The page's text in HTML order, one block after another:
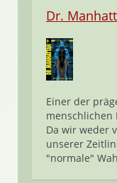
Dr.
Einer der
menschlichen
Da wir weder
unserer
"normale"